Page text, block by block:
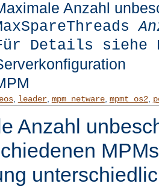
Anzahl
Details siehe
, leader, mpm_netware, mpmt_os2,
Anzahl